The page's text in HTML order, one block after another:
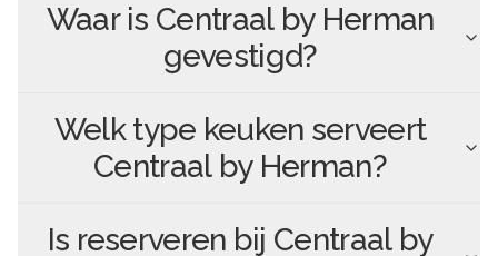
Waar is Centraal by Herman
gevestigd?
Welk type keuken serveert
Centraal by Herman?
Is reserveren bij Centraal by